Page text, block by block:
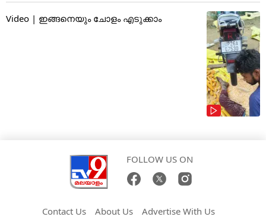
Video | ഇങ്ങനെയും ചോളം എടുക്കാം
FOLLOW US ON
Contact Us About Us Advertise With Us